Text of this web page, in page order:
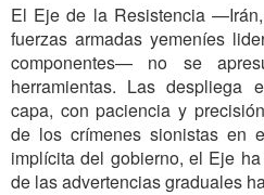
El Eje de la Resistencia
fuerzas armadas yemeníes
componentes— no se
herramientas. Las despliega
capa, con paciencia y
de los crímenes sionistas en
implícita del gobierno, el Eje
de las advertencias graduales